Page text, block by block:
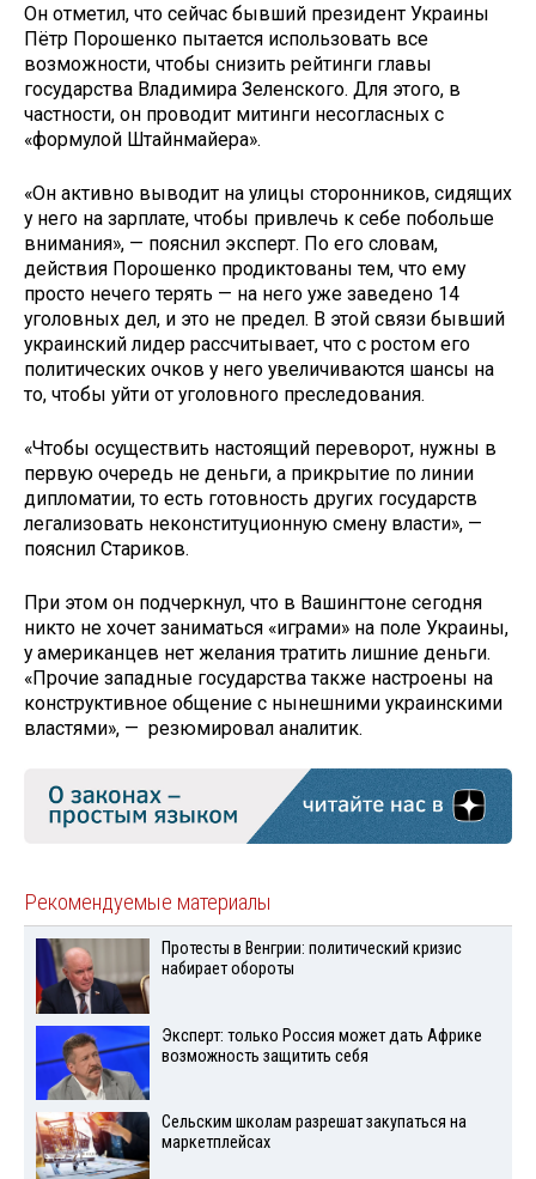
Он отметил, что сейчас бывший президент Украины
Пётр Порошенко пытается использовать все
возможности, чтобы снизить рейтинги главы
государства Владимира Зеленского. Для этого, в
частности, он проводит митинги несогласных с
«формулой Штайнмайера».
«Он активно выводит на улицы сторонников, сидящих
у него на зарплате, чтобы привлечь к себе побольше
внимания», — пояснил эксперт. По его словам,
действия Порошенко продиктованы тем, что ему
просто нечего терять — на него уже заведено 14
уголовных дел, и это не предел. В этой связи бывший
украинский лидер рассчитывает, что с ростом его
политических очков у него увеличиваются шансы на
то, чтобы уйти от уголовного преследования.
«Чтобы осуществить настоящий переворот, нужны в
первую очередь не деньги, а прикрытие по линии
дипломатии, то есть готовность других государств
легализовать неконституционную смену власти», —
пояснил Стариков.
При этом он подчеркнул, что в Вашингтоне сегодня
никто не хочет заниматься «играми» на поле Украины,
у американцев нет желания тратить лишние деньги.
«Прочие западные государства также настроены на
конструктивное общение с нынешними украинскими
властями», — резюмировал аналитик.
Рекомендуемые материалы
Протесты в Венгрии: политический кризис
набирает обороты
Эксперт: только Россия может дать Африке
возможность защитить себя
Сельским школам разрешат закупаться на
маркетплейсах